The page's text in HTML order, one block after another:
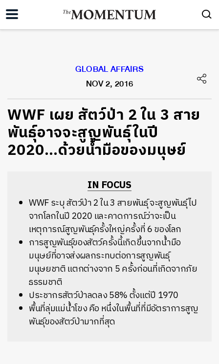
GLOBAL AFFAIRS
NOV 2, 2016
WWF เผย สัตว์ป่า 2 ใน 3 สาย
พันธุ์อาจจะสูญพันธุ์ในปี
2020…ด้วยน้ำมือของมนุษย์
IN FOCUS
WWF ระบุ สัตว์ป่า 2 ใน 3 สายพันธุ์ จะสูญพันธุ์ไป
จากโลกในปี 2020 และคาดการณ์ว่าจะเป็น
เหตุการณ์สูญพันธุ์ครั้งใหญ่ครั้งที่ 6 ของโลก
การสูญพันธุ์ของสัตว์ครั้งนี้เกิดขึ้นจากน้ำมือ
มนุษย์ที่อาจส่งผลกระทบต่อการสูญพันธุ์
มนุษยชาติ แตกต่างจาก 5 ครั้งก่อนที่เกิดจากภัย
ธรรมชาติ
ประชากรสัตว์ป่าลดลง 58% ตั้งแต่ปี 1970
พื้นที่ลุ่มแม่น้ำโขง คือ หนึ่งในพื้นที่ที่มีอัตราการสูญ
พันธุ์ของสัตว์ป่ามากที่สุด